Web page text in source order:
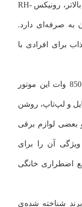
بنزینی، به خصوص مدل‌هایی با توان بالاتر، رونیکس RH-
به صرفه‌ای دارد.
برای افرادی با
توان 850 وات این موتور
و لپ‌تاپ، روشن
بعضی لوازم برقی
آن را برای
اضطراری خانگی
شناخته شده‌ی